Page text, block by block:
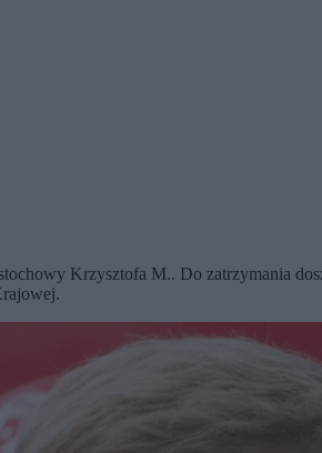
Krzysztofa M.. Do zatrzymania